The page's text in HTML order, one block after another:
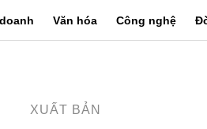
Văn hóa Công nghệ
XUẤT BẢN